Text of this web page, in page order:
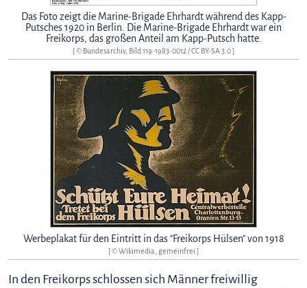
Das Foto zeigt die Marine-Brigade Ehrhardt während des Kapp-
Putsches 1920 in Berlin. Die Marine-Brigade Ehrhardt war ein
Freikorps, das großen Anteil am Kapp-Putsch hatte.
[ © Bundesarchiv, Bild 119-1983-0012 /CC BY-SA 3.0]
Werbeplakat für den Eintritt in das "Freikorps Hülsen" von 1918
[ © Wikimedia, gemeinfrei ]
In den Freikorps schlossen sich Männer freiwillig